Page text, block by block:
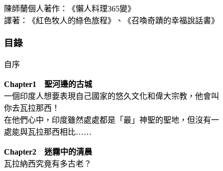
陳師蘭個人著作：《懶人料理365變》
譯著：《紅色牧人的綠色旅程》、《召喚奇蹟的幸福說話書》
目錄
自序
Chapter1 聖河邊的古城
一個印度人想要表現自己國家的悠久文化和偉大宗教，他會叫
你去瓦拉那西！
在他們心中，印度雖然處處都是「最」神聖的聖地，但沒有一
處能與瓦拉那西相比……
Chapter2 迷霧中的清晨
瓦拉納西究竟有多古老？